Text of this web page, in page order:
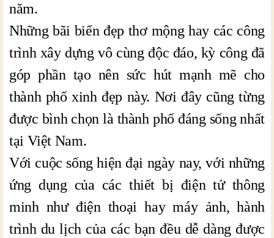
năm.
Những bãi biển đẹp thơ mộng hay các công
trình xây dựng vô cùng độc đáo, kỳ công đã
góp phần tạo nên sức hút mạnh mẽ cho
thành phố xinh đẹp này. Nơi đây cũng từng
được bình chọn là thành phố đáng sống nhất
tại Việt Nam.
Với cuộc sống hiện đại ngày nay, với những
ứng dụng của các thiết bị điện tử thông
minh như điện thoại hay máy ảnh, hành
trình du lịch của các bạn đều dễ dàng được